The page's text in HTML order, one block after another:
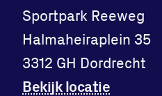
Sportpark Reeweg
Halmaheiraplein 35
3312 GH Dordrecht
Bekijk locatie